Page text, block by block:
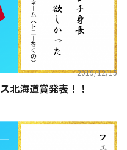
2019/12/15
北海道賞発表！！